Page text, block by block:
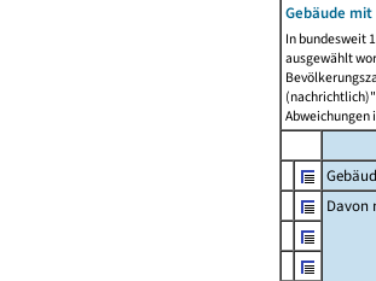
Gebäude
In bundesweit
ausgewählt
Abweichungen
Davon